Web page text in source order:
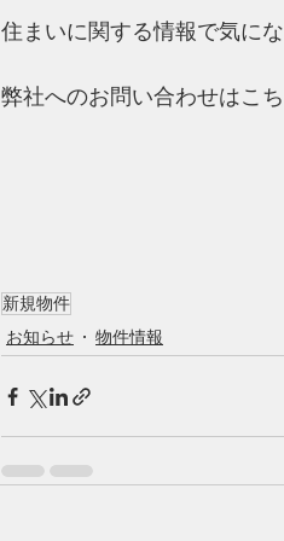
住まいに関する情報で気に
弊社へのお問い合わせはこ
新規物件
お知らせ
物件情報